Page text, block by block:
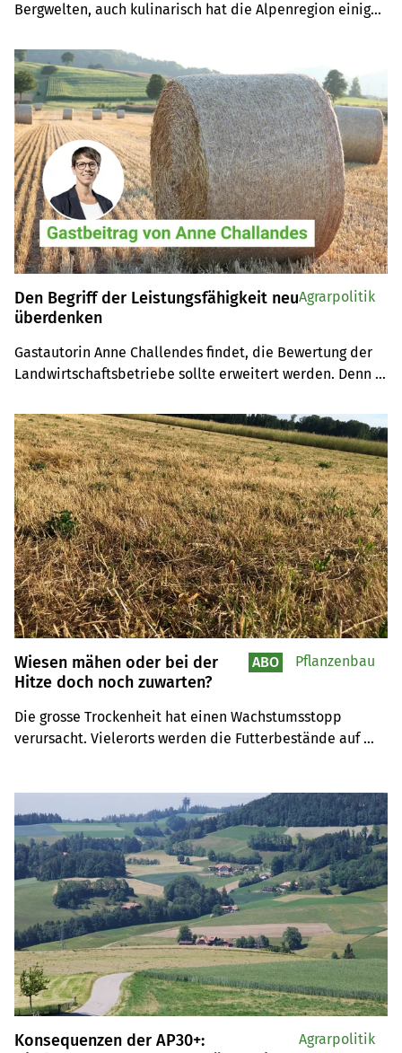
Bergwelten, auch kulinarisch hat die Alpenregion einiges
«Alpe-Chuchi – Berner Oberland» vom Weber Verlag.
Den Begriff der Leistungsfähigkeit neu
überdenken
Gastautorin Anne Challendes findet, die Bewertung der
Landwirtschaftsbetriebe sollte erweitert werden. Denn
berücksichtigen.
Agrarpolitik
Wiesen mähen oder bei der
Hitze doch noch zuwarten?
Die grosse Trockenheit hat einen Wachstumsstopp
verursacht. Vielerorts werden die Futterbestände auf
ABO Pflanzenbau
Konsequenzen der AP30+:
Agrarpolitik